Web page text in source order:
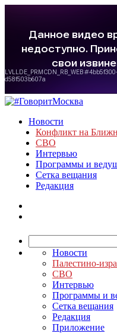
Новости
Конфликт на
СВО
Интервью
Программы и
Сетка вещания
Редакция
Новости
Палестино-
СВО
Интервью
Программы и
Сетка вещания
Редакция
Приложение